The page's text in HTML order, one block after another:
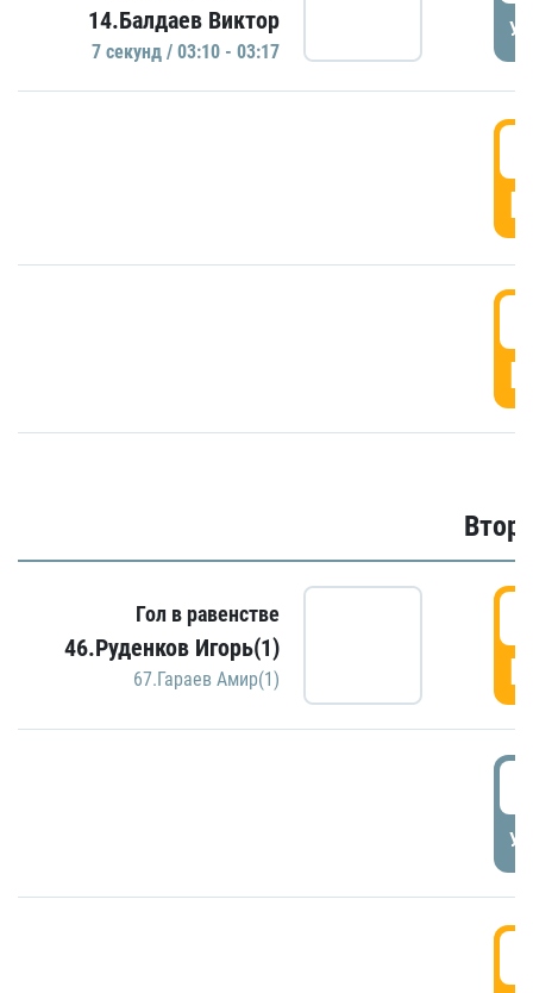
14.Балдаев Виктор
7 секунд / 03:10 - 03:17
Гол в равенстве
46.Руденков Игорь(1)
67.Гараев Амир(1)